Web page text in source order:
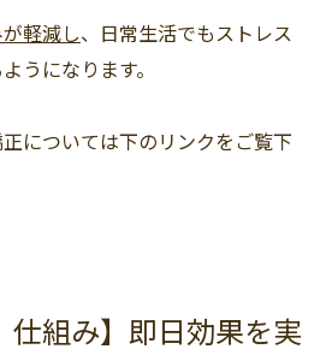
軽減し、日常生活でもストレス
うになります。
については下のリンクをご覧下
仕組み】即日効果を実